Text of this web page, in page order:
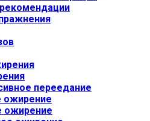
переедание
ожирение